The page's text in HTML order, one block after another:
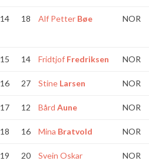
14 18 Alf Petter Bøe NOR
15 14 Fridtjof Fredriksen NOR
16 27 Stine Larsen NOR
17 12 Bård Aune NOR
18 16 Mina Bratvold NOR
19 20
Svein Oskar
NOR